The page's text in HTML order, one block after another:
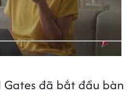
đã bắt đầu bàn